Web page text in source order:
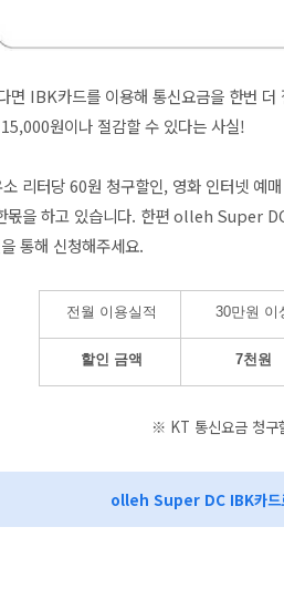
면 IBK카드를 이용해 통신요금을 한번
원이나 절감할 수 있다는 사실!
리터당 60원 청구할인, 영화 인터넷 예
몫을 하고 있습니다. 한편 olleh Super
통해 신청해주세요.
전월 이용실적 30만원 이
할인 금액 7천원
※ KT 통신요금 청구
olleh Super DC IBK카드